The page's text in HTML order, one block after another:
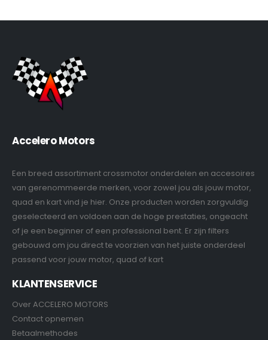
Accelero Motors
Een breed assortiment crossmotor onderdelen en accesoires
van gerenommeerde merken, voor zowel jou als jouw motor,
quad en kart vind je hier. Onze producten worden zorgvuldig
geselecteerd en voldoen aan de hoge prestaties, ongeacht
of je een beginner of een professional bent. Er zijn filters
gebouwd om jou direct te voorzien van het juiste onderdeel
passend voor jouw motor, quad of kart
KLANTENSERVICE
Over ACCELERO MOTORS
Contact opnemen
Betaalmethodes